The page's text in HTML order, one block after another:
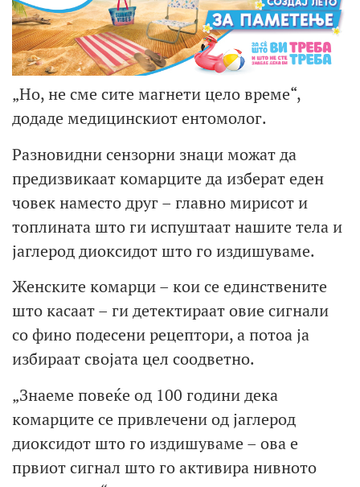
„Но, не сме сите магнети цело време“,
додаде медицинскиот ентомолог.
Разновидни сензорни знаци можат да
предизвикаат комарците да изберат еден
човек наместо друг – главно мирисот и
топлината што ги испуштаат нашите тела и
јаглерод диоксидот што го издишуваме.
Женските комарци – кои се единствените
што касаат – ги детектираат овие сигнали
со фино подесени рецептори, а потоа ја
избираат својата цел соодветно.
„Знаеме повеќе од 100 години дека
комарците се привлечени од јаглерод
диоксидот што го издишуваме – ова е
првиот сигнал што го активира нивното